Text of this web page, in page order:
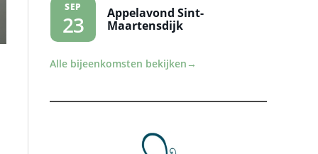
SEP
23
Appelavond Sint-
Maartensdijk
Alle bijeenkomsten bekijken →